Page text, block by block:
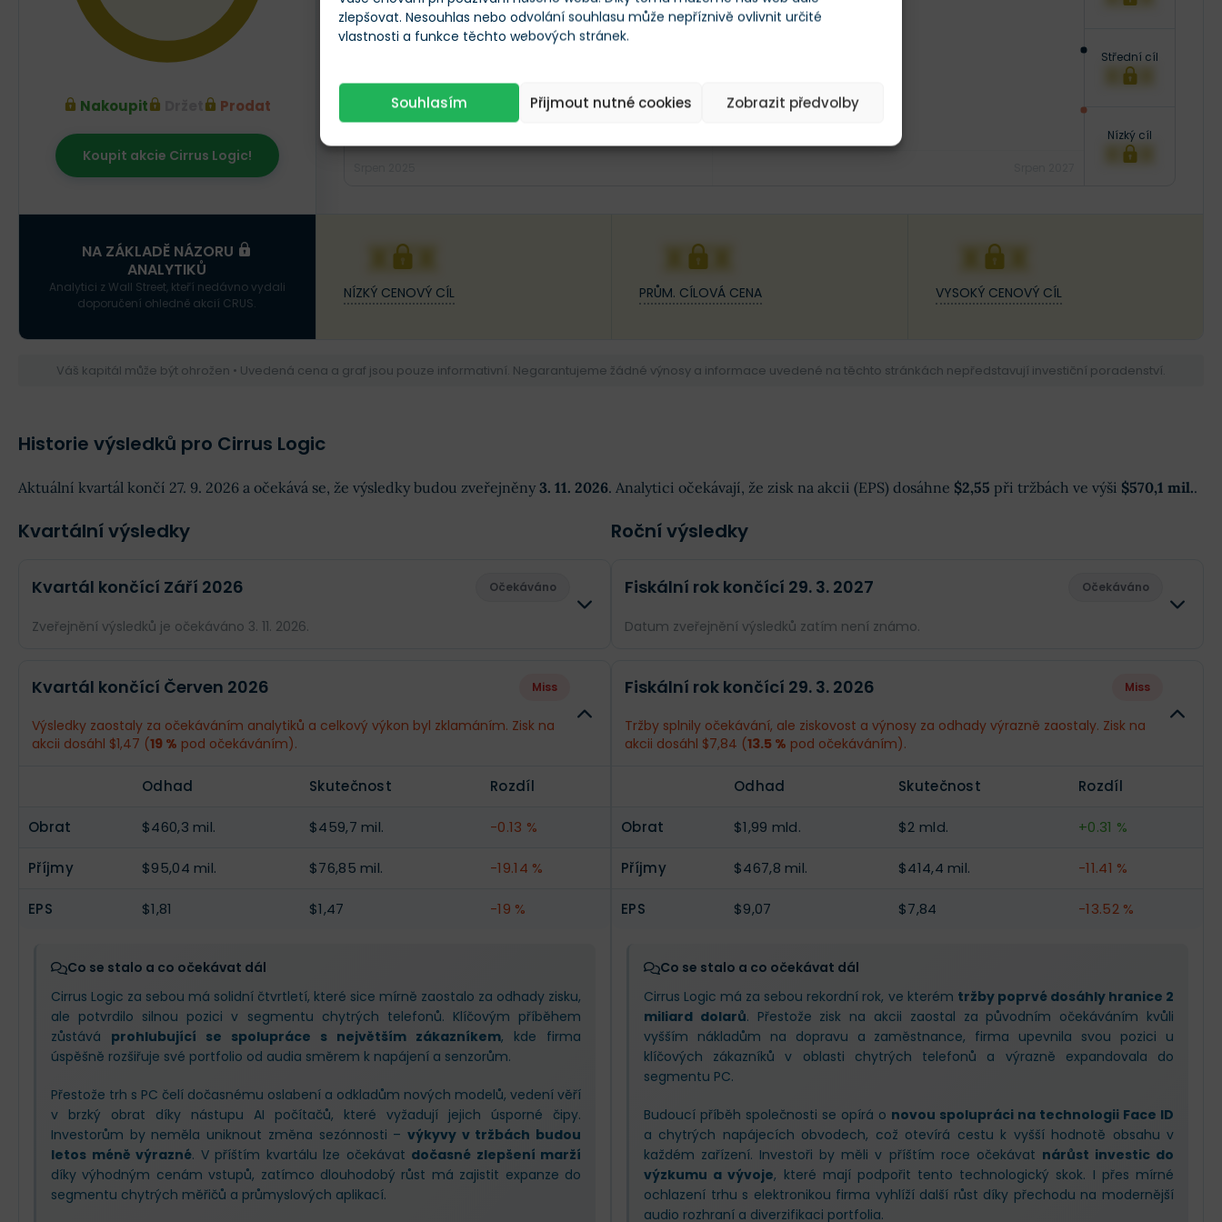
zlepšovat. Nesouhlas nebo odvolání souhlasu může nepříznivě ovlivnit určité
vlastnosti a funkce těchto webových stránek.
Souhlasím Přijmout nutné cookies Zobrazit předvolby
Nakoupit Prodat
Koupit akcie Cirrus Logic!
Střední cíl
XXX
Nízký cíl
XXX
NA ZÁKLADĚ NÁZORU
ANALYTIKŮ
Analytici z Wall Street, kteří nedávno vydali
doporučení ohledně akcií CRUS.
XXX
NÍZKÝ CENOVÝ CÍL
XXX
PRŮM. CÍLOVÁ CENA
XXX
VYSOKÝ CENOVÝ CÍL
Váš kapitál může být ohrožen • Uvedená cena a graf jsou pouze informativní. Negarantujeme žádné výnosy a informace uvedené na těchto stránkách nepředstavují investiční poradenství.
Historie výsledků pro Cirrus Logic
Aktuální kvartál končí 27. 9. 2026 a očekává se, že výsledky budou zveřejněny 3. 11. 2026. Analytici očekávají, že zisk na akcii (EPS) dosáhne $2,55 při tržbách ve výši $570,1 mil..
Kvartální výsledky
Kvartál končící Září 2026 Očekáváno
Zveřejnění výsledků je očekáváno 3. 11. 2026.
Příjmy $133,7 mil.
$2,55 -- --
Kvartál končící Červen 2026 Miss
Výsledky zaostaly za očekáváním analytiků a celkový výkon byl zklamáním. Zisk na
akcii dosáhl $1,47 (19 % pod očekáváním).
Odhad Skutečnost Rozdíl
Obrat $460,3 mil. $459,7 mil. -0.13 %
Příjmy $95,04 mil. $76,85 mil. -19.14 %
EPS $1,81 $1,47 -19 %
Co se stalo a co očekávat dál
Cirrus Logic za sebou má solidní čtvrtletí, které sice mírně zaostalo za odhady zisku,
ale potvrdilo silnou pozici v segmentu chytrých telefonů. Klíčovým příběhem
zůstává prohlubující se spolupráce s největším zákazníkem, kde firma
úspěšně rozšiřuje své portfolio od audia směrem k napájení a senzorům.
Přestože trh s PC čelí dočasnému oslabení a odkladům nových modelů, vedení věří
v brzký obrat díky nástupu AI počítačů, které vyžadují jejich úsporné čipy.
Investorům by neměla uniknout změna sezónnosti – výkyvy v tržbách budou
letos méně výrazné. V příštím kvartálu lze očekávat dočasné zlepšení marží
díky výhodným cenám vstupů, zatímco dlouhodobý růst má zajistit expanze do
segmentu chytrých měřičů a průmyslových aplikací.
Roční výsledky
Fiskální rok končící 29. 3. 2027 Očekáváno
Datum zveřejnění výsledků zatím není známo.
Příjmy $456,9 mil.
$8,83 -- --
Fiskální rok končící 29. 3. 2026 Miss
Tržby splnily očekávání, ale ziskovost a výnosy za odhady výrazně zaostaly. Zisk na
akcii dosáhl $7,84 (13.5 % pod očekáváním).
Odhad Skutečnost Rozdíl
Obrat $1,99 mld. $2 mld. +0.31 %
Příjmy $467,8 mil. $414,4 mil. -11.41 %
EPS $9,07 $7,84 -13.52 %
Co se stalo a co očekávat dál
Cirrus Logic má za sebou rekordní rok, ve kterém tržby poprvé dosáhly hranice 2
miliard dolarů. Přestože zisk na akcii zaostal za původním očekáváním kvůli
vyšším nákladům na dopravu a zaměstnance, firma upevnila svou pozici u
klíčových zákazníků v oblasti chytrých telefonů a výrazně expandovala do
segmentu PC.
Budoucí příběh společnosti se opírá o novou spolupráci na technologii Face ID
a chytrých napájecích obvodech, což otevírá cestu k vyšší hodnotě obsahu v
každém zařízení. Investoři by měli v příštím roce očekávat nárůst investic do
výzkumu a vývoje, které mají podpořit tento technologický skok. I přes mírné
ochlazení trhu s elektronikou firma vyhlíží další růst díky přechodu na modernější
audio rozhraní a diverzifikaci portfolia.